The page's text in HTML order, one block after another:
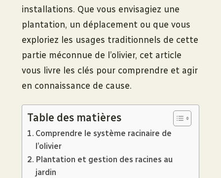
installations. Que vous envisagiez une
plantation, un déplacement ou que vous
exploriez les usages traditionnels de cette
partie méconnue de l’olivier, cet article
vous livre les clés pour comprendre et agir
en connaissance de cause.
Table des matières
Comprendre le système racinaire de
l’olivier
Plantation et gestion des racines au
jardin